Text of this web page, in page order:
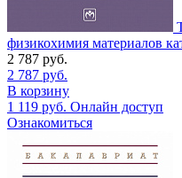
физикохимия материалов
2 787 руб.
2 787 руб.
В корзину
1 119 руб. Онлайн доступ
Ознакомиться